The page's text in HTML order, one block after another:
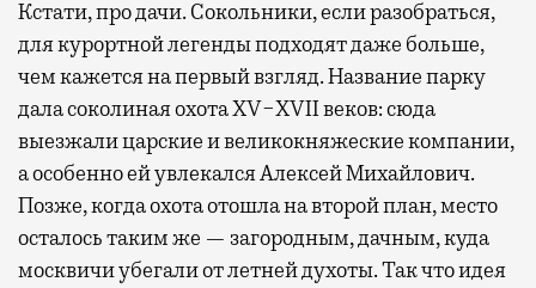
Кстати, про дачи. Сокольники, если разобраться,
для курортной легенды подходят даже больше,
чем кажется на первый взгляд. Название парку
дала соколиная охота XV−XVII веков: сюда
выезжали царские и великокняжеские компании,
а особенно ей увлекался Алексей Михайлович.
Позже, когда охота отошла на второй план, место
осталось таким же — загородным, дачным, куда
москвичи убегали от летней духоты. Так что идея